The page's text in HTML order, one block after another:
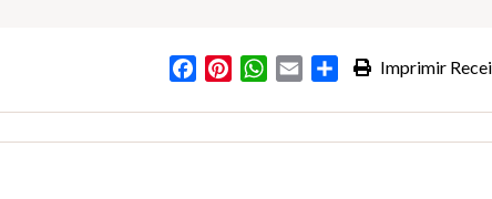
Imprimir
FacebookPinterestWhatsApp
Email Partilhar